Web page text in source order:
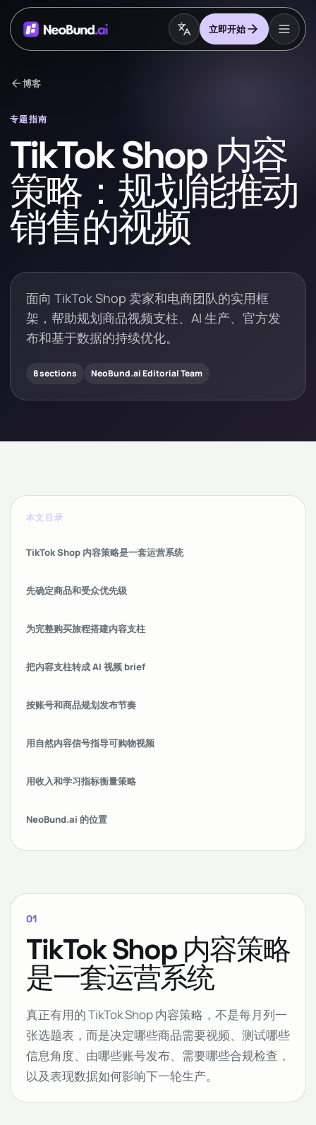
立即开始
arrow_back博客
专题指南
TikTok Shop 内容
策略：规划能推动
销售的视频
面向 TikTok Shop 卖家和电商团队的实用框
架，帮助规划商品视频支柱、AI 生产、官方发
布和基于数据的持续优化。
8 sections NeoBund.ai Editorial Team
本文目录
TikTok Shop 内容策略是一套运营系统
先确定商品和受众优先级
为完整购买旅程搭建内容支柱
把内容支柱转成 AI 视频 brief
按账号和商品规划发布节奏
用自然内容信号指导可购物视频
用收入和学习指标衡量策略
NeoBund.ai 的位置
01
TikTok Shop 内容策略
是一套运营系统
真正有用的 TikTok Shop 内容策略，不是每月列一
张选题表，而是决定哪些商品需要视频、测试哪些
信息角度、由哪些账号发布、需要哪些合规检查，
以及表现数据如何影响下一轮生产。